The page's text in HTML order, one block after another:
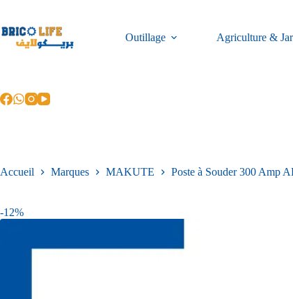
Outillage Agriculture &
Accueil Marques MAKUTE Poste à Souder 300 Amp
-12%